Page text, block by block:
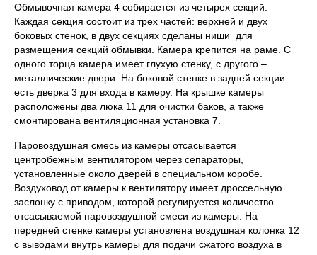
Обмывочная камера 4 собирается из четырех секций.
Каждая секция состоит из трех частей: верхней и двух
боковых стенок, в двух секциях сделаны ниши для
размещения секций обмывки. Камера крепится на раме. С
одного торца камера имеет глухую стенку, с другого –
металлические двери. На боковой стенке в задней секции
есть дверка 3 для входа в камеру. На крышке камеры
расположены два люка 11 для очистки баков, а также
смонтирована вентиляционная установка 7.
Паровоздушная смесь из камеры отсасывается
центробежным вентилятором через сепараторы,
установленные около дверей в специальном коробе.
Воздуховод от камеры к вентилятору имеет дроссельную
заслонку с приводом, которой регулируется количество
отсасываемой паровоздушной смеси из камеры. На
передней стенке камеры установлена воздушная колонка 12
с выводами внутрь камеры для подачи сжатого воздуха в